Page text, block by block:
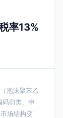
率13%
泡沫聚苯乙
归类、申
场结构变